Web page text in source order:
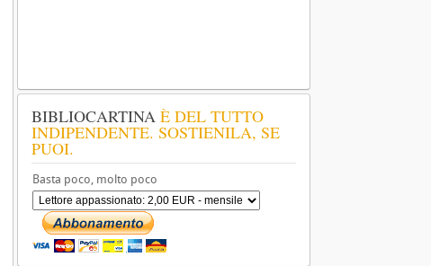
BIBLIOCARTINA È DEL TUTTO
INDIPENDENTE. SOSTIENILA, SE
PUOI.
Basta poco, molto poco